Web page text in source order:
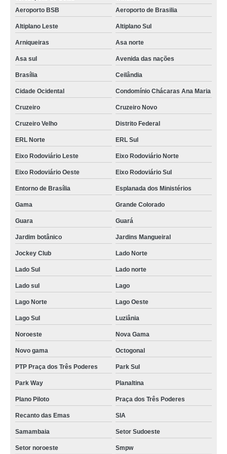
arquitetura de salas corporativas preço PTP Praça dos Três Poderes
arquitetura de escritórios corporativos Vila Telebrasília
projeto de arquitetura para salas corporativas Asa sul
orçamento de projeto de arquitetura empresarial Goiânia
orçamento de arquitetura de escritórios corporativos Guará
preço de projeto de arquitetura para salas corporativas ERL Sul
projetos corporativos de arquitetura Lado Sul
Chácaras Ana Maria
projeto de arquitetura corporativa Sobradinho
escritório de arquitetura corporativa e empresarial preço Cruzeiro Novo
preço de projeto de arquitetura empresarial Eixo Rodoviário Leste
escritório arquitetura corporativa Santo Antônio de Goiás
telefone de escritório de arquitetura empresarial e corporativa Nova Gama
orçamento de projeto de arquitetura para salas corporativas Vila Telebrasília
arquitetura de escritórios corporativos valores Setor noroeste
preço de projeto de arquitetura para salas corporativas Sudoeste
Industrial
escritório de arquiteturas corporativas Asa sul
arquitetura para sala corporativa preço Guapó
projeto de arquitetura para salas corporativas preço Ceilândia
arquitetura de escritórios corporativos preço Arniqueiras
projeto de arquitetura para salas empresarial preço Goianápolis
escritório arquitetura corporativa valores Terezópolis de Goiás
projeto de arquitetura corporativa valores Lado sul
projeto de arquitetura para salas corporativas valores Hidrolândia
Aeroporto BSB
Aeroporto de Brasilia
Altiplano Leste Altiplano Sul
Arniqueiras Asa norte
Asa sul Avenida das nações
Brasília Ceilândia
Cidade Ocidental Condomínio Chácaras Ana Maria
Cruzeiro Cruzeiro Novo
Cruzeiro Velho Distrito Federal
ERL Norte ERL Sul
Eixo Rodoviário Leste Eixo Rodoviário Norte
Eixo Rodoviário Oeste Eixo Rodoviário Sul
Entorno de Brasília Esplanada dos Ministérios
Gama Grande Colorado
Guara Guará
Jardim botânico Jardins Mangueiral
Jockey Club Lado Norte
Lado Sul Lado norte
Lado sul Lago
Lago Norte Lago Oeste
Lago Sul Luziânia
Noroeste Nova Gama
Novo gama Octogonal
PTP Praça dos Três Poderes Park Sul
Park Way Planaltina
Plano Piloto Praça dos Três Poderes
Recanto das Emas SIA
Samambaia Setor Sudoeste
Setor noroeste Smpw